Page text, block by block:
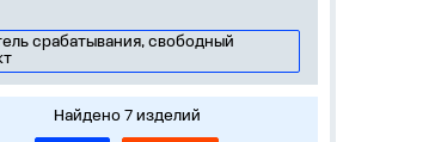
срабатывания, свободный
Найдено 7 изделий